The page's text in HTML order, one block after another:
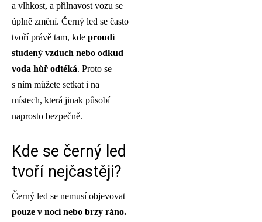
a vlhkost, a přilnavost vozu se
úplně změní. Černý led se často
tvoří právě tam, kde proudí
studený vzduch nebo odkud
voda hůř odtéká. Proto se
s ním můžete setkat i na
místech, která jinak působí
naprosto bezpečně.
Kde se černý led
tvoří nejčastěji?
Černý led se nemusí objevovat
pouze v noci nebo brzy ráno.